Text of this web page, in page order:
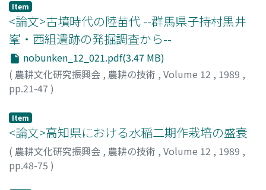
Item
<論文>古墳時代の陸苗代 --群馬県子持村黒井
峯・西組遺跡の発掘調査から--
nobunken_12_021.pdf(3.47 MB)
( 農耕文化研究振興会 , 農耕の技術 , Volume 12 , 1989 ,
pp.21-47 )
ウチダ, ケンジ
Item
<論文>高知県における水稲二期作栽培の盛衰
( 農耕文化研究振興会 , 農耕の技術 , Volume 12 , 1989 ,
pp.48-75 )